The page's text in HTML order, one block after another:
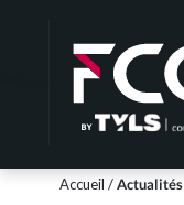
Accueil /Actualités